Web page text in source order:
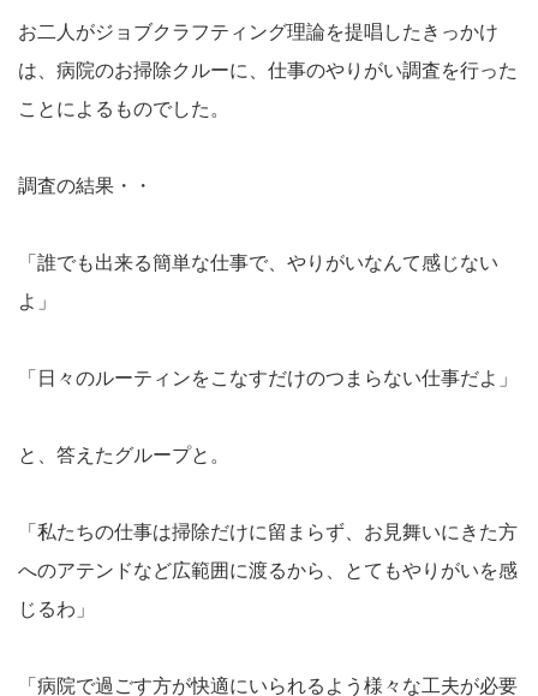
お二人がジョブクラフティング理論を提唱したきっかけ
は、病院のお掃除クルーに、仕事のやりがい調査を行った
ことによるものでした。
調査の結果・・
「誰でも出来る簡単な仕事で、やりがいなんて感じない
よ」
「日々のルーティンをこなすだけのつまらない仕事だよ」
と、答えたグループと。
「私たちの仕事は掃除だけに留まらず、お見舞いにきた方
へのアテンドなど広範囲に渡るから、とてもやりがいを感
じるわ」
「病院で過ごす方が快適にいられるよう様々な工夫が必要